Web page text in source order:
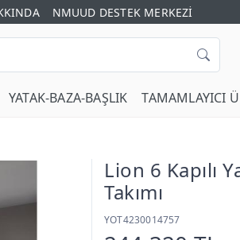
NMUUD DESTEK MERKEZİ
YATAK-BAZA-BAŞLIK TAMAMLAYICI
Lion 6 Kapılı
Takımı
YOT4230014757